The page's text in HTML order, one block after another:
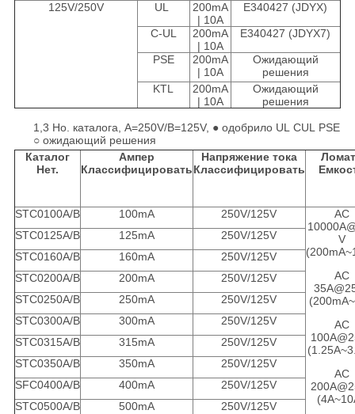
125V/250V UL
200mA
| 10A
E340427 (JDYX)
C-UL
200mA
| 10A
E340427 (JDYX7)
PSE
200mA
| 10A
Ожидающий
решения
KTL
200mA
| 10A
Ожидающий
решения
1,3 Но. каталога, A=250V/B=125V, ● одобрило UL CUL PSE
○ ожидающий решения
Каталог
Нет.
Ампер
Классифицировать
Напряжение тока
Классифицировать
STC0100A/B 100mA 250V/125V
AC
V
AC
AC
AC
STC0125A/B 125mA
250V/125V
STC0160A/B
160mA
250V/125V
STC0200A/B
200mA
250V/125V
STC0250A/B
250mA
250V/125V
STC0300A/B
300mA
250V/125V
STC0315A/B
315mA
250V/125V
STC0350A/B
350mA
250V/125V
SFC0400A/B
400mA
250V/125V
STC0500A/B
500mA
250V/125V